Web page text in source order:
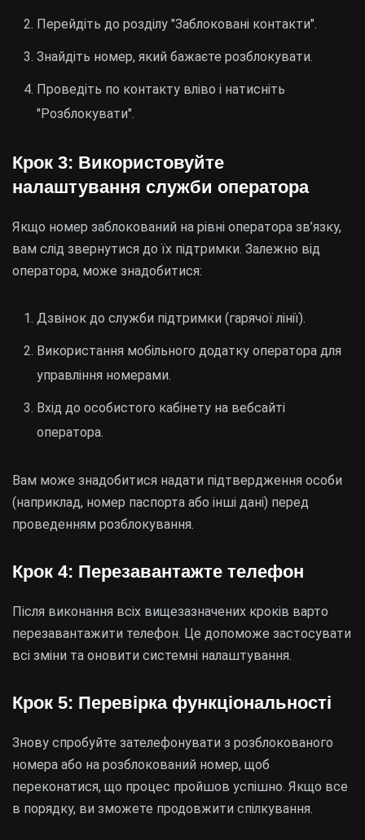
Перейдіть до розділу "Заблоковані контакти".
Знайдіть номер, який бажаєте розблокувати.
Проведіть по контакту вліво і натисніть
"Розблокувати".
Крок 3: Використовуйте
налаштування служби оператора
Якщо номер заблокований на рівні оператора зв’язку,
вам слід звернутися до їх підтримки. Залежно від
оператора, може знадобитися:
Дзвінок до служби підтримки (гарячої лінії).
Використання мобільного додатку оператора для
управління номерами.
Вхід до особистого кабінету на вебсайті
оператора.
Вам може знадобитися надати підтвердження особи
(наприклад, номер паспорта або інші дані) перед
проведенням розблокування.
Крок 4: Перезавантажте телефон
Після виконання всіх вищезазначених кроків варто
перезавантажити телефон. Це допоможе застосувати
всі зміни та оновити системні налаштування.
Крок 5: Перевірка функціональності
Знову спробуйте зателефонувати з розблокованого
номера або на розблокований номер, щоб
переконатися, що процес пройшов успішно. Якщо все
в порядку, ви зможете продовжити спілкування.